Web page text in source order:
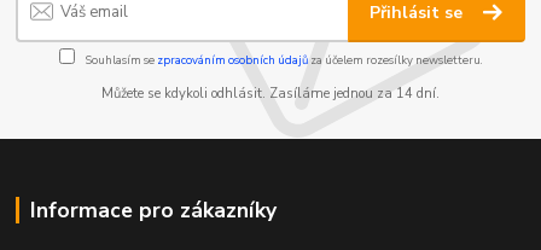
Přihlásit se
Souhlasím se zpracováním osobních údajůza účelem rozesílky newsletteru.
Můžete se kdykoli odhlásit. Zasíláme jednou za 14 dní.
Informace pro zákazníky